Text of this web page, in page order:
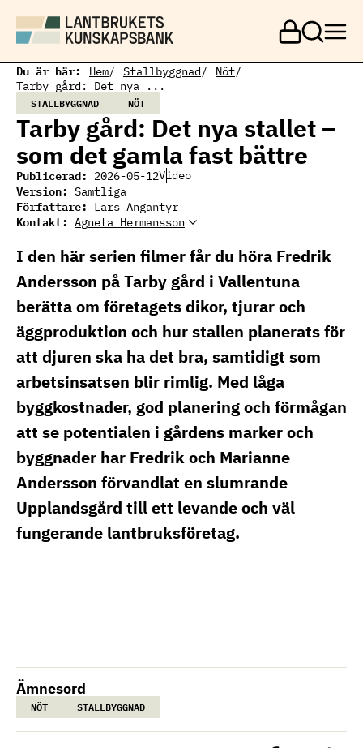
a
Du är här: Hem Stallbyggnad
Nöt
Tarby gård: Det nya ...
STALLBYGGNAD NÖT
Tarby gård: Det nya stallet –
som det gamla fast bättre
Publicerad: 2026-05-12Video
Version: Samtliga
Författare: Lars Angantyr
Kontakt: Agneta Hermansson
Agneta Hermansson
Ämnesansvarig
stallbyggnation
agneta.hermansson@ri.se
I den här serien filmer får du höra Fredrik
Andersson på Tarby gård i Vallentuna
berätta om företagets dikor, tjurar och
äggproduktion och hur stallen planerats för
att djuren ska ha det bra, samtidigt som
arbetsinsatsen blir rimlig. Med låga
byggkostnader, god planering och förmågan
att se potentialen i gårdens marker och
byggnader har Fredrik och Marianne
Andersson förvandlat en slumrande
Upplandsgård till ett levande och väl
fungerande lantbruksföretag.
Ämnesord
NÖT STALLBYGGNAD